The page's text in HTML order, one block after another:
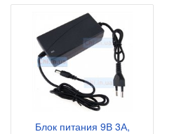
Блок питания 9В 3А,